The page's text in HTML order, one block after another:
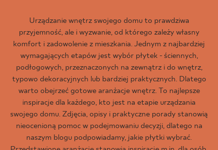
Urządzanie wnętrz swojego domu to prawdziwa
przyjemność, ale i wyzwanie, od którego zależy własny
komfort i zadowolenie z mieszkania. Jednym z najbardziej
wymagających etapów jest wybór płytek - ściennych,
podłogowych, przeznaczonych na zewnątrz i do wnętrz,
typowo dekoracyjnych lub bardziej praktycznych. Dlatego
warto obejrzeć gotowe aranżacje wnętrz. To najlepsze
inspiracje dla każdego, kto jest na etapie urządzania
swojego domu. Zdjęcia, opisy i praktyczne porady stanowią
nieocenioną pomoc w podejmowaniu decyzji, dlatego na
naszym blogu podpowiadamy, jakie płytki wybrać.